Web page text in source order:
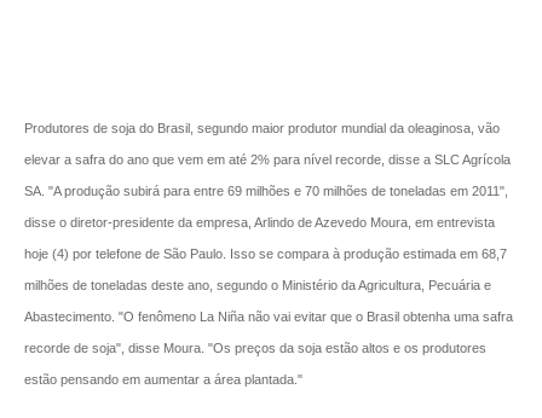
Produtores de soja do Brasil, segundo maior produtor mundial da oleaginosa, vão
elevar a safra do ano que vem em até 2% para nível recorde, disse a SLC Agrícola
SA. "A produção subirá para entre 69 milhões e 70 milhões de toneladas em 2011",
disse o diretor-presidente da empresa, Arlindo de Azevedo Moura, em entrevista
hoje (4) por telefone de São Paulo. Isso se compara à produção estimada em 68,7
milhões de toneladas deste ano, segundo o Ministério da Agricultura, Pecuária e
Abastecimento. "O fenômeno La Niña não vai evitar que o Brasil obtenha uma safra
recorde de soja", disse Moura. "Os preços da soja estão altos e os produtores
estão pensando em aumentar a área plantada."